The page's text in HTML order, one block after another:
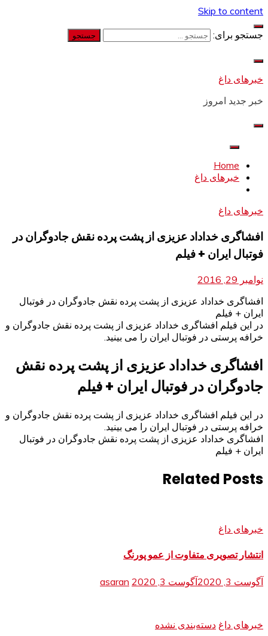
Skip to content
جستجو برای:
خبرهای داغ
خبر جدید امروز
Home
خبرهای داغ
خبرهای داغ
افشاگری خداداد عزیزی از پشت پرده نقش جادوگران در
فوتبال ایران + فیلم
نوامبر 29, 2016
افشاگری خداداد عزیزی از پشت پرده نقش جادوگران در فوتبال
ایران + فیلم
در این فیلم افشاگری خداداد عزیزی از پشت پرده نقش جادوگران و
خرافه پرستی در فوتبال ایران را می بینید.
افشاگری خداداد عزیزی از پشت پرده نقش
جادوگران در فوتبال ایران + فیلم
در این فیلم افشاگری خداداد عزیزی از پشت پرده نقش جادوگران و
خرافه پرستی در فوتبال ایران را می بینید.
افشاگری خداداد عزیزی از پشت پرده نقش جادوگران در فوتبال
ایران + فیلم
Related Posts
خبرهای داغ
انتشار تصویری متفاوت از عمو پورنگ
آگوست 3, 2020 آگوست 3, 2020 asaran
خبرهای داغ دسته‌بندی نشده